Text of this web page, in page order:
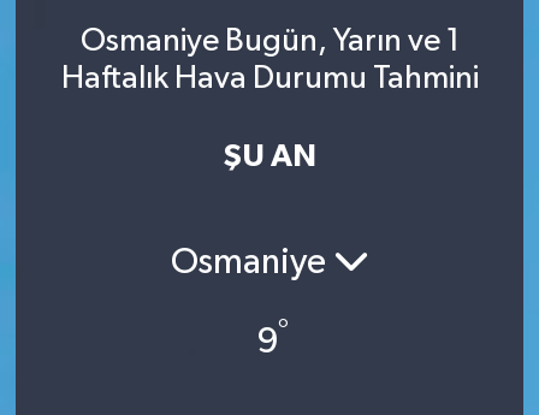
Osmaniye Bugün, Yarın ve 1
Haftalık Hava Durumu Tahmini
ŞU AN
Osmaniye
9°
SINAVLAR
AKADEMİK/BİLİM